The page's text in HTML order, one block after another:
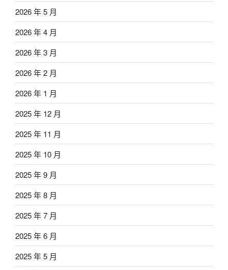
2026 年 5 月
2026 年 4 月
2026 年 3 月
2026 年 2 月
2026 年 1 月
2025 年 12 月
2025 年 11 月
2025 年 10 月
2025 年 9 月
2025 年 8 月
2025 年 7 月
2025 年 6 月
2025 年 5 月